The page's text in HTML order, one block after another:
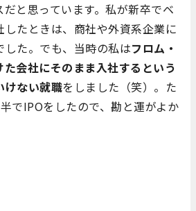
と思っています。私が新卒でベ
したときは、商社や外資系企業に
た。でも、当時の私はフロム・
会社にそのまま入社するという
けない就職をしました（笑）。た
でIPOをしたので、勘と運がよか